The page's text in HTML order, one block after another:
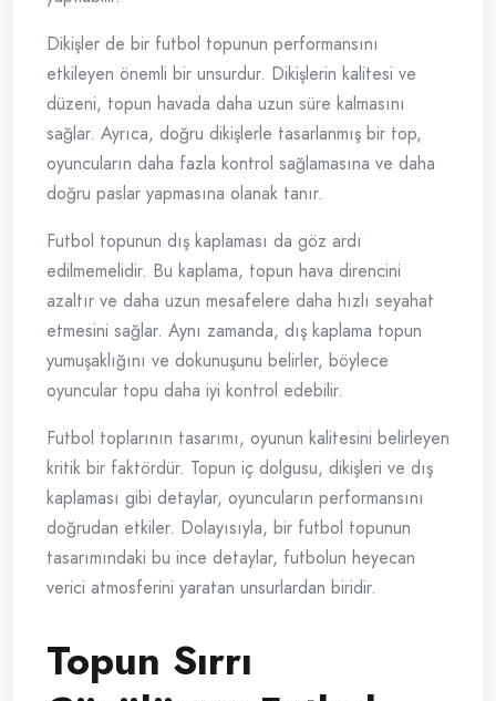
Dikişler de bir futbol topunun performansını
etkileyen önemli bir unsurdur. Dikişlerin kalitesi ve
düzeni, topun havada daha uzun süre kalmasını
sağlar. Ayrıca, doğru dikişlerle tasarlanmış bir top,
oyuncuların daha fazla kontrol sağlamasına ve daha
doğru paslar yapmasına olanak tanır.
Futbol topunun dış kaplaması da göz ardı
edilmemelidir. Bu kaplama, topun hava direncini
azaltır ve daha uzun mesafelere daha hızlı seyahat
etmesini sağlar. Aynı zamanda, dış kaplama topun
yumuşaklığını ve dokunuşunu belirler, böylece
oyuncular topu daha iyi kontrol edebilir.
Futbol toplarının tasarımı, oyunun kalitesini belirleyen
kritik bir faktördür. Topun iç dolgusu, dikişleri ve dış
kaplaması gibi detaylar, oyuncuların performansını
doğrudan etkiler. Dolayısıyla, bir futbol topunun
tasarımındaki bu ince detaylar, futbolun heyecan
verici atmosferini yaratan unsurlardan biridir.
Topun Sırrı